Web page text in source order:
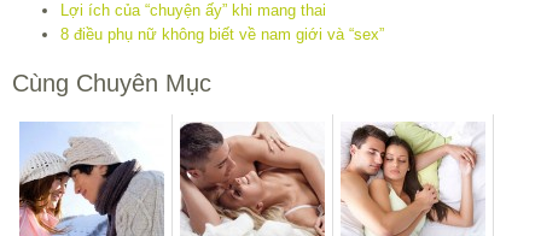
Lợi ích của “chuyện ấy” khi mang thai
8 điều phụ nữ không biết về nam giới và “sex”
Cùng Chuyên Mục